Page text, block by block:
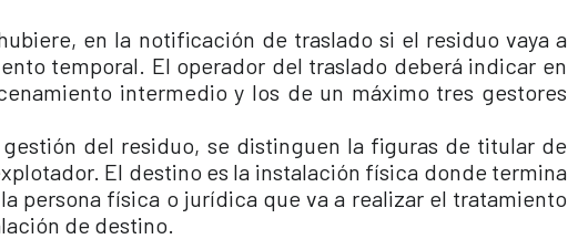
en la notificación de traslado si el residuo vaya a
temporal. El operador del traslado deberá indicar en
intermedio y los de un máximo tres gestores
del residuo, se distinguen la figuras de titular de
El destino es la instalación física donde termina
persona física o jurídica que va a realizar el tratamiento
de destino.